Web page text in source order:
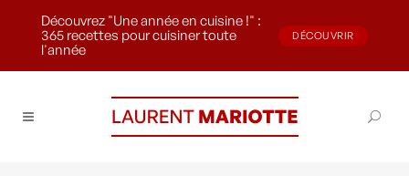
Découvrez "Une année en cuisine !" :
365 recettes pour cuisiner toute
l'année
DÉCOUVRIR